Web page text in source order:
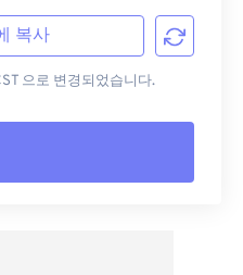
복사
으로 변경되었습니다.